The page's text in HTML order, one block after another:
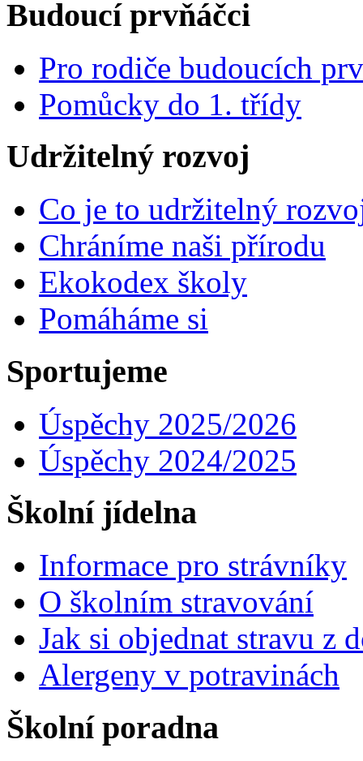
Budoucí prvňáčci
Pro rodiče budoucích
Pomůcky do 1. třídy
Udržitelný rozvoj
Co je to udržitelný
Chráníme naši přírodu
Ekokodex školy
Pomáháme si
Sportujeme
Úspěchy 2025/2026
Úspěchy 2024/2025
Školní jídelna
Informace pro strávníky
O školním stravování
Jak si objednat stravu z
Alergeny v potravinách
Školní poradna